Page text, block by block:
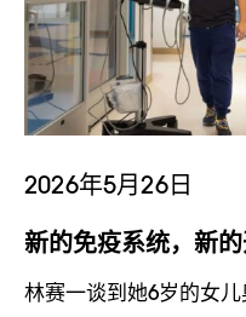
2026年5月26日
新的免疫系统，新
林赛一谈到她6岁的女儿